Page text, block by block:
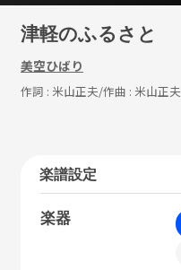
津軽のふるさと
美空ひばり
作詞 : 米山正夫/作曲 : 米山正夫
楽譜設定
楽器